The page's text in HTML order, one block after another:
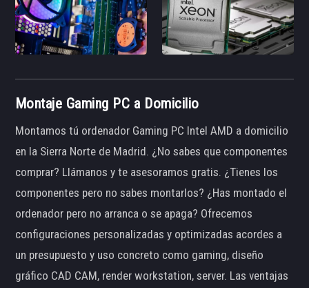
Montaje Gaming PC a Domicilio
Montamos tú ordenador Gaming PC Intel AMD a domicilio
en la Sierra Norte de Madrid. ¿No sabes que componentes
comprar? Llámanos y te asesoramos gratis. ¿Tienes los
componentes pero no sabes montarlos? ¿Has montado el
ordenador pero no arranca o se apaga? Ofrecemos
configuraciones personalizadas y optimizadas acordes a
un presupuesto y uso concreto como gaming, diseño
gráfico CAD CAM, render workstation, server. Las ventajas